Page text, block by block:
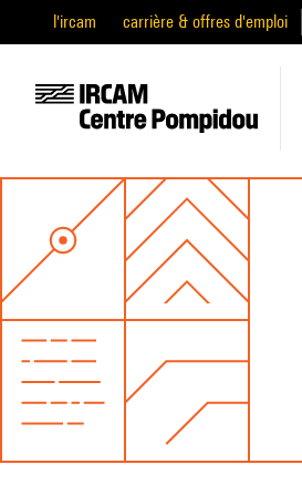
l'ircam carrière & offres d'emploi